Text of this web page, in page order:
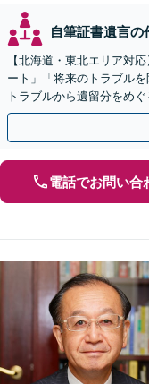
自筆証書遺言の
【北海道・東北エリア対
ート」「将来のトラブル
トラブルから遺留分をめ
ています「アクセス良好
電話でお問い合